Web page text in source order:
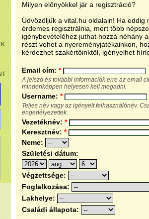
Milyen előnyökkel jár a regisztráció?
Üdvözöljük a vital.hu oldalain! Ha eddig
érdemes regisztrálnia, mert több
igénybevételéhez juthat hozzá néhány
részt vehet a nyereményjátékainkon,
kérdezhet szakértőinktől, igényelhet
Email cím: *
A jelszó és további információk erre az email
mindenképpen helyesen kell megadni.
Username: *
Teljes név vagy az igényelt felhasználónév.
engedélyezettek.
Vezetéknév: *
Keresztnév: *
Neme:
Születési dátum:
Végzettsége:
Foglalkozása:
Lakhelye:
Családi állapota: